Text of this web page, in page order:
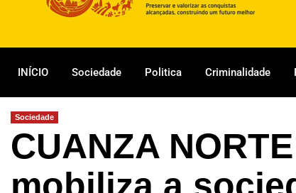
INÍCIO Sociedade Politica Criminalidade
Sociedade
CUANZA